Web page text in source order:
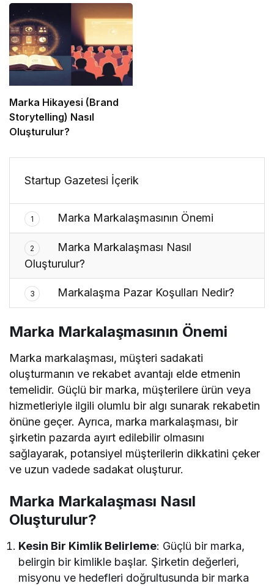
Marka Hikayesi (Brand
Storytelling) Nasıl
Oluşturulur?
Startup Gazetesi İçerik
1 Marka Markalaşmasının Önemi
2
Marka Markalaşması Nasıl
Oluşturulur?
3 Markalaşma Pazar Koşulları Nedir?
Marka Markalaşmasının Önemi
Marka markalaşması, müşteri sadakati
oluşturmanın ve rekabet avantajı elde etmenin
temelidir. Güçlü bir marka, müşterilere ürün veya
hizmetleriyle ilgili olumlu bir algı sunarak rekabetin
önüne geçer. Ayrıca, marka markalaşması, bir
şirketin pazarda ayırt edilebilir olmasını
sağlayarak, potansiyel müşterilerin dikkatini çeker
ve uzun vadede sadakat oluşturur.
Marka Markalaşması Nasıl
Oluşturulur?
Kesin Bir Kimlik Belirleme: Güçlü bir marka,
belirgin bir kimlikle başlar. Şirketin değerleri,
misyonu ve hedefleri doğrultusunda bir marka